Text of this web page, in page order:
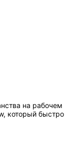
на рабочем
который быстро